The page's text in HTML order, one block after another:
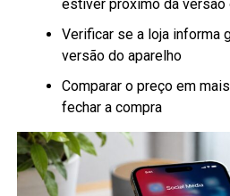
estiver próximo da versão
Verificar se a loja informa
versão do aparelho
Comparar o preço em
fechar a compra